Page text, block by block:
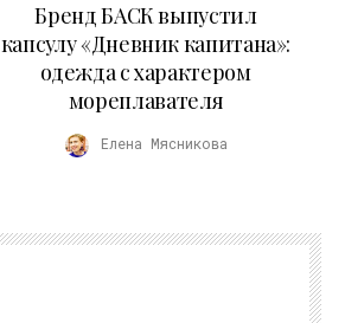
Бренд БАСК выпустил
капсулу «Дневник капитана»:
одежда с характером
мореплавателя
Елена Мясникова